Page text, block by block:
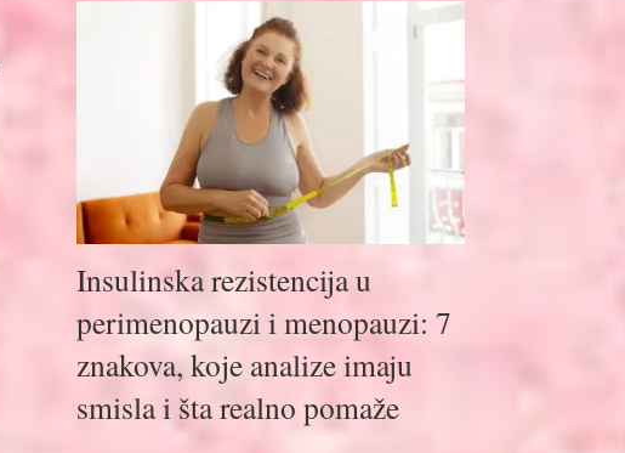
Insulinska rezistencija u
perimenopauzi i menopauzi: 7
znakova, koje analize imaju
smisla i šta realno pomaže